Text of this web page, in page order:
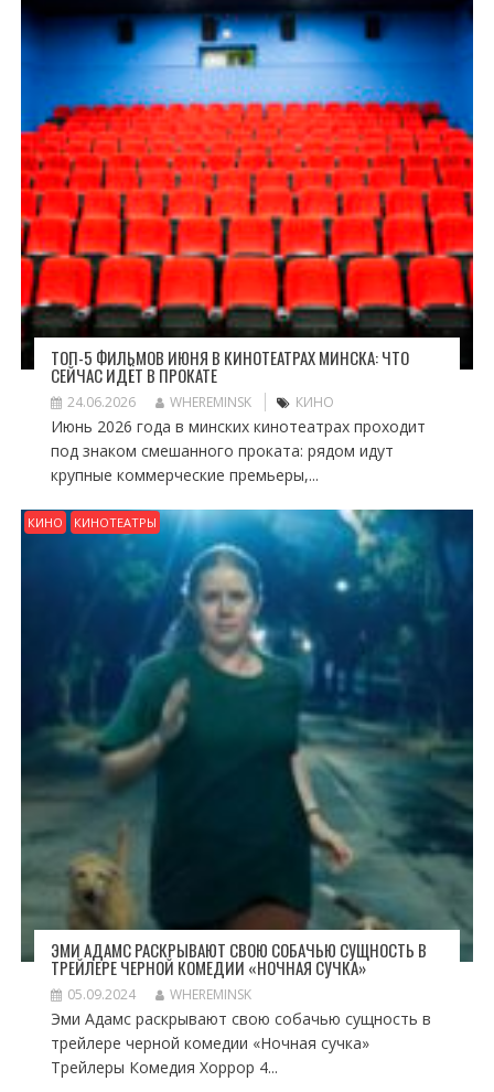
ТОП-5 ФИЛЬМОВ ИЮНЯ В КИНОТЕАТРАХ МИНСКА: ЧТО
СЕЙЧАС ИДЁТ В ПРОКАТЕ
24.06.2026 WHEREMINSK КИНО
Июнь 2026 года в минских кинотеатрах проходит
под знаком смешанного проката: рядом идут
крупные коммерческие премьеры,...
КИНО КИНОТЕАТРЫ
ЭМИ АДАМС РАСКРЫВАЮТ СВОЮ СОБАЧЬЮ СУЩНОСТЬ В
ТРЕЙЛЕРЕ ЧЕРНОЙ КОМЕДИИ «НОЧНАЯ СУЧКА»
05.09.2024 WHEREMINSK
Эми Адамс раскрывают свою собачью сущность в
трейлере черной комедии «Ночная сучка»
Трейлеры Комедия Хоррор 4...